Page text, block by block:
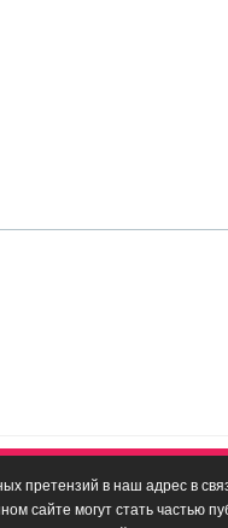
претензий в наш адрес в
сайте могут стать частью